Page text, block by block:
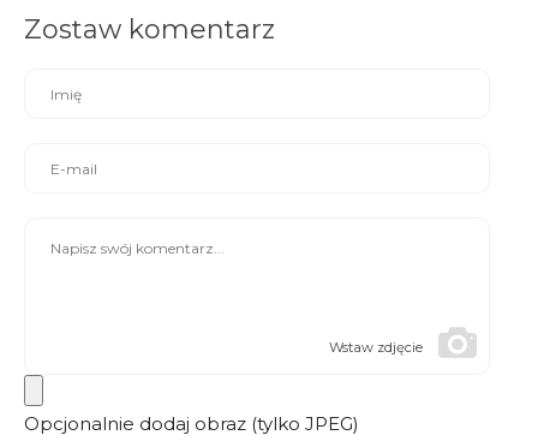
Zostaw komentarz
Wstaw zdjęcie
Opcjonalnie dodaj obraz (tylko JPEG)